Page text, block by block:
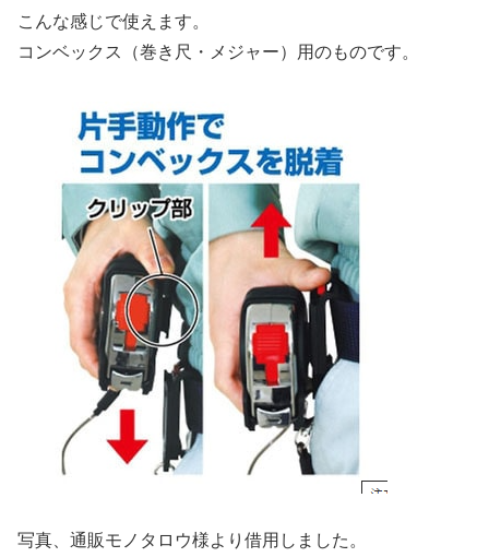
こんな感じで使えます。
コンベックス（巻き尺・メジャー）用のものです。
写真、通販モノタロウ様より借用しました。